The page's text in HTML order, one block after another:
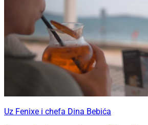
Uz Fenixe i chefa Dina Bebića